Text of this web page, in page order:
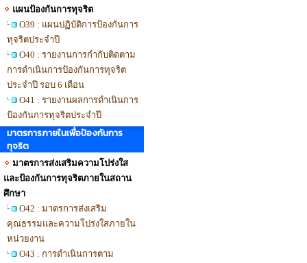
แผนป้องกันการทุจริต
O39 : แผนปฏิบัติการป้องกันการ
ทุจริตประจำปี
O40 : รายงานการกำกับติดตาม
การดำเนินการป้องกันการทุจริต
ประจำปี รอบ 6 เดือน
O41 : รายงานผลการดำเนินการ
ป้องกันการทุจริตประจำปี
มาตรการภายในเพื่อป้องกันการ
ทุจริต
มาตรการส่งเสริมความโปร่งใส
และป้องกันการทุจริตภายในสถาน
ศึกษา
O42 : มาตรการส่งเสริม
คุณธรรมและความโปร่งใสภายใน
หน่วยงาน
O43 : การดำเนินการตาม